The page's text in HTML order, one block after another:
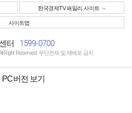
한국경제TV 패밀리 사이트
사이트맵
터 1599-0700
Right Reserved. 무단전재 및 재배포 금지
PC버전 보기